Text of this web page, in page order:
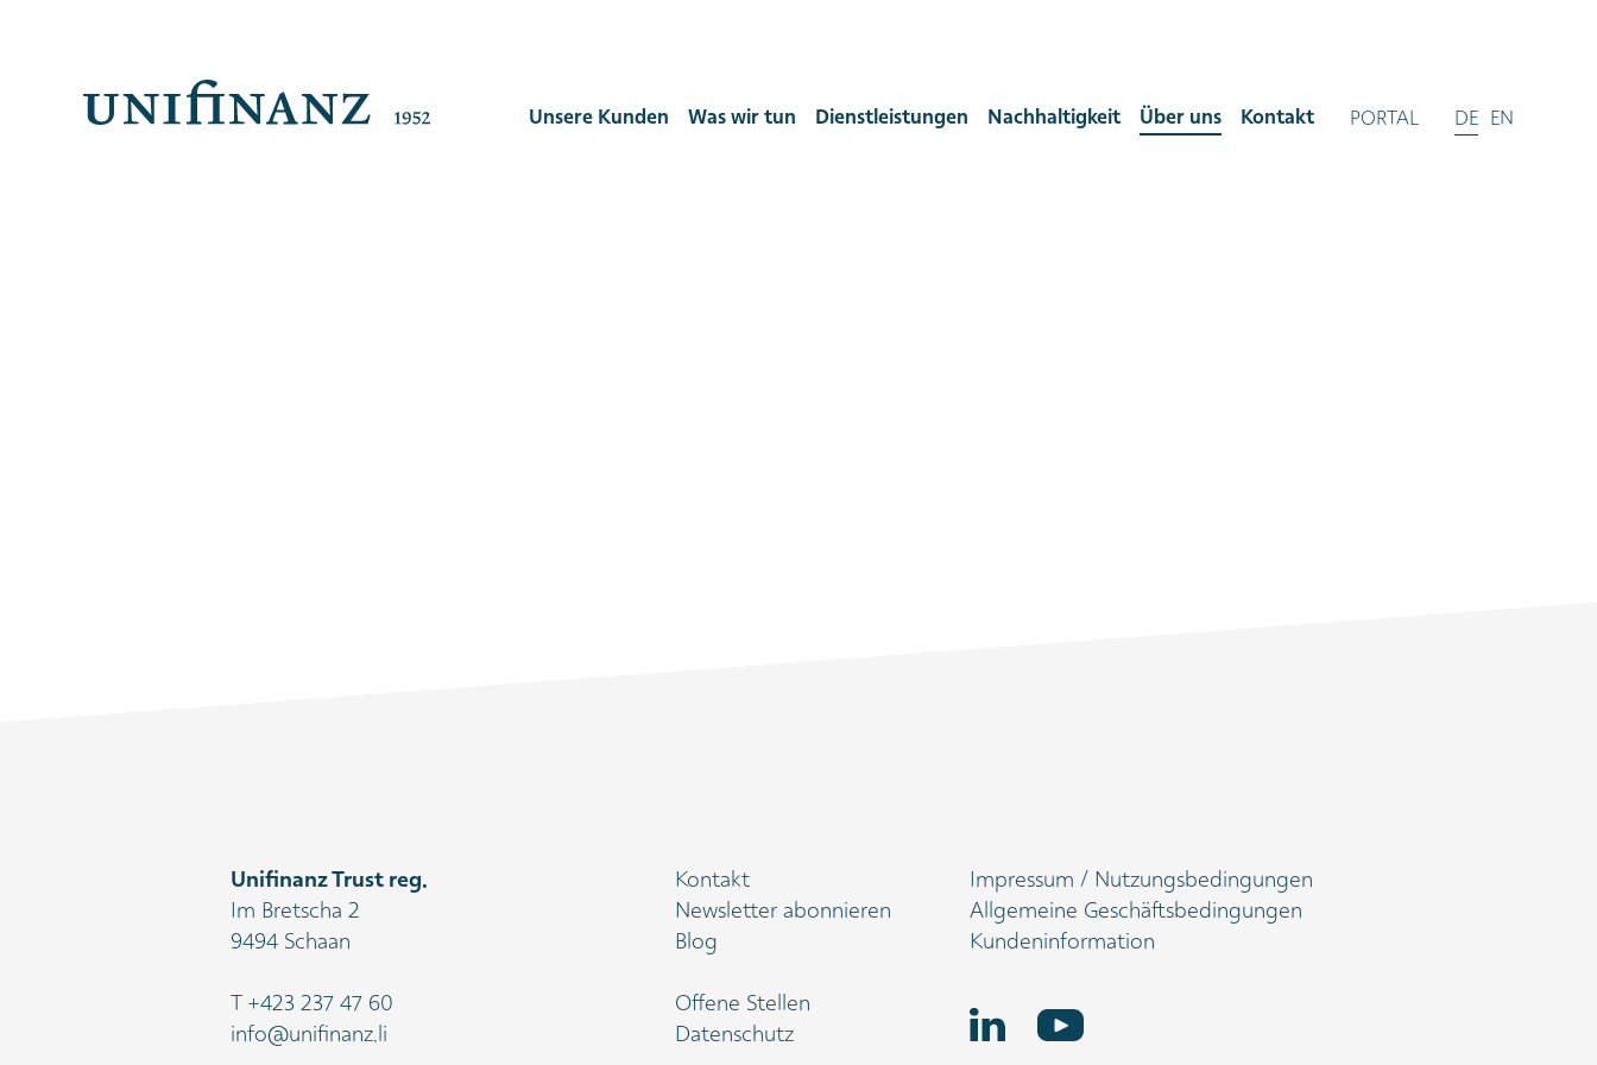
Unsere Kunden Was wir tun Dienstleistungen Nachhaltigkeit Über uns Kontakt PORTAL DE EN
Unifinanz Trust reg.
Im Bretscha 2
9494 Schaan
T+423 237 47 60
info@unifinanz.li
Kontakt
Newsletter abonnieren
Blog
Offene Stellen
Datenschutz
Impressum / Nutzungsbedingungen
Allgemeine Geschäftsbedingungen
Kundeninformation